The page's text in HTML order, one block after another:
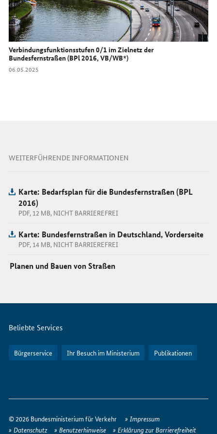
Verbindungsfunktionsstufen 0/1 im Zielnetz der
Bundesfernstraßen (BPl 2016, VB/WB*)
Datum:
06.05.2025
WEITERFÜHRENDE INFORMATIONEN
Karte: Bedarfsplan für die Bundesfernstraßen (BPL
2016)
PDF, 12 MB, NICHT BARRIEREFREI
Karte: Bundesfernstraßen in Deutschland, Vorderseite
PDF, 14 MB, NICHT BARRIEREFREI
Planen und Bauen von Straßen
Servicemenü
Beliebte Services
Bürgerservice Ihr Besuch im Ministerium Publikationen
erreichen
Sie
© 2026 Bundesministerium für Verkehr
Impressum
Datenschutz
Benutzerhinweise Erklärung zur Barrierefreiheit